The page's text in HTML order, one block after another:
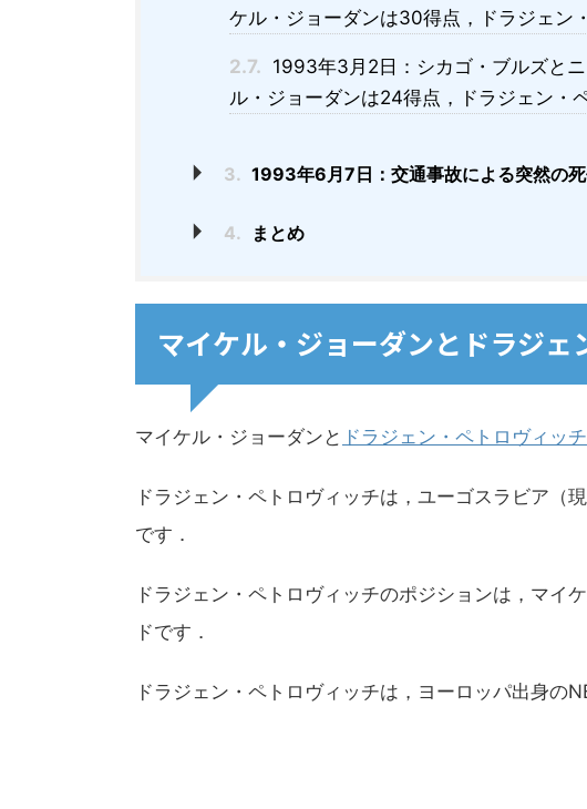
ケル・ジョーダンは30得点，ドラジェン
2.7. 1993年3月2日：シカゴ・ブルズと
ル・ジョーダンは24得点，ドラジェン・
3. 1993年6月7日：交通事故による突然の
4. まとめ
マイケル・ジョーダンとドラジ
マイケル・ジョーダンと ドラジェン・ペトロヴィッチ
ドラジェン・ペトロヴィッチは，ユーゴスラビア（
です．
ドラジェン・ペトロヴィッチのポジションは，マイ
ドです．
ドラジェン・ペトロヴィッチは，ヨーロッパ出身の